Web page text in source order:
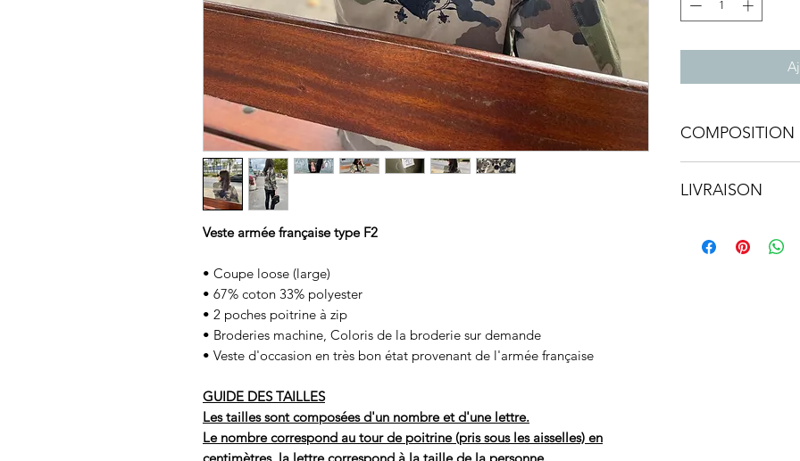
Veste armée française type F2
• Coupe loose (large)
• 67% coton 33% polyester
• 2 poches poitrine à zip
• Broderies machine, Coloris de la broderie sur demande
• Veste d'occasion en très bon état provenant de l'armée française
GUIDE DES TAILLES
Les tailles sont composées d'un nombre et d'une lettre.
Le nombre correspond au tour de poitrine (pris sous les aisselles) en
COMPOSITION
• Facilement
LIVRAISON